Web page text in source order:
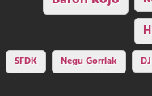
SFDK Negu Gorriak